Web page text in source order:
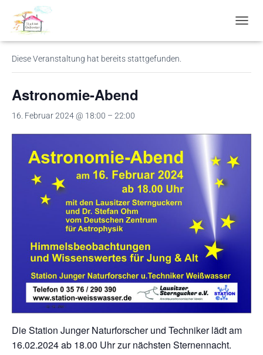
A
G
« Alle Veranstaltungen
Diese Veranstaltung hat bereits stattgefunden.
Astronomie-Abend
16. Februar 2024 @ 18:00 – 22:00
Die Station Junger Naturforscher und Techniker lädt am
16.02.2024 ab 18.00 Uhr zur nächsten Sternennacht.